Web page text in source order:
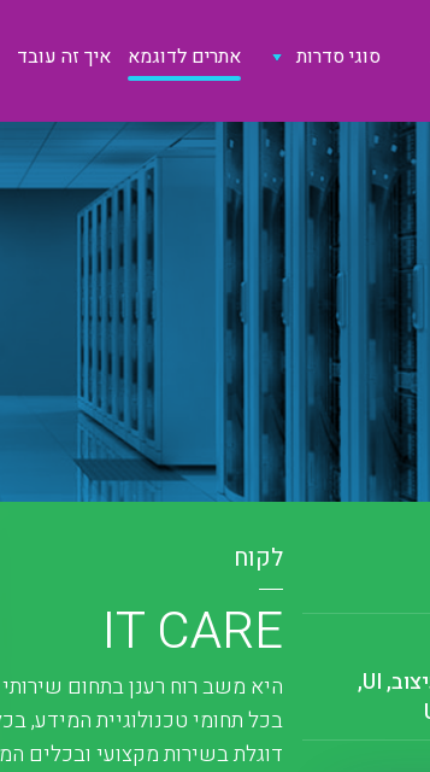
סוגי סדרות אתרים לדוגמא איך זה עובד
זהות, קונספט, עיצוב, UI,
לקוח
IT CARE
בכל תחומי טכנולוגיית המידע,
דוגלת בשירות מקצועי ובכלים